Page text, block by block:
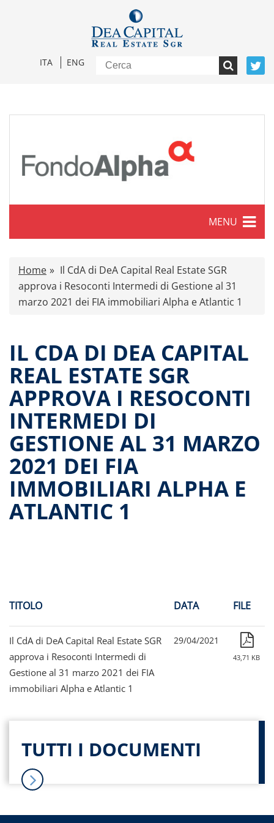
ITA ENG
MENU
Caratteristiche
Comunicati stampa
OPA Fondo Alpha
Proventi distribuiti
Documenti di offerta
Relazioni di gestione e Resoconti intermedi
Governance
Riunione dei partecipanti 23.02.2017
Contatti
Tutti i documenti
Home
Il CdA di DeA Capital Real Estate SGR
approva i Resoconti Intermedi di Gestione al 31
marzo 2021 dei FIA immobiliari Alpha e Atlantic 1
IL CDA DI DEA CAPITAL
REAL ESTATE SGR
APPROVA I RESOCONTI
INTERMEDI DI
GESTIONE AL 31 MARZO
2021 DEI FIA
IMMOBILIARI ALPHA E
ATLANTIC 1
TITOLO DATA FILE
Il CdA di DeA Capital Real Estate SGR
approva i Resoconti Intermedi di
Gestione al 31 marzo 2021 dei FIA
immobiliari Alpha e Atlantic 1
29/04/2021
43,71 KB
TUTTI I DOCUMENTI